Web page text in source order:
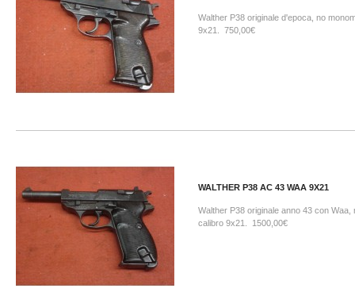
Walther P38 originale d'epoca, no
9x21. 750,00€
WALTHER P38 AC 43 WAA 9X21
Walther P38 originale anno 43 con Waa,
calibro 9x21. 1500,00€